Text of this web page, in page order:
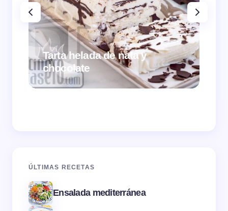
Tarta helada de nata y
chocolate
ÚLTIMAS RECETAS
Ensalada mediterránea